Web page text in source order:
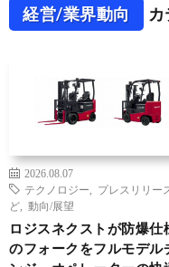
経営/業界動向
2026.08.07
テクノロジー
プレスリリー
ど
動向/展望
ロジスネクストが防爆仕
のフォークをフルモデル